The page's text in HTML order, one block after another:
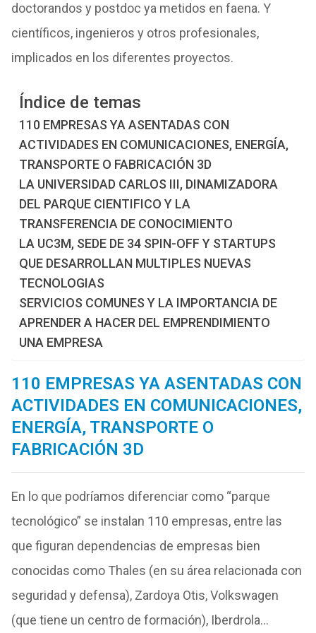
doctorandos y postdoc ya metidos en faena. Y
científicos, ingenieros y otros profesionales,
implicados en los diferentes proyectos.
Índice de temas
110 EMPRESAS YA ASENTADAS CON
ACTIVIDADES EN COMUNICACIONES, ENERGÍA,
TRANSPORTE O FABRICACIÓN 3D
LA UNIVERSIDAD CARLOS III, DINAMIZADORA
DEL PARQUE CIENTIFICO Y LA
TRANSFERENCIA DE CONOCIMIENTO
LA UC3M, SEDE DE 34 SPIN-OFF Y STARTUPS
QUE DESARROLLAN MULTIPLES NUEVAS
TECNOLOGIAS
SERVICIOS COMUNES Y LA IMPORTANCIA DE
APRENDER A HACER DEL EMPRENDIMIENTO
UNA EMPRESA
110 EMPRESAS YA ASENTADAS CON
ACTIVIDADES EN COMUNICACIONES,
ENERGÍA, TRANSPORTE O
FABRICACIÓN 3D
En lo que podríamos diferenciar como “parque
tecnológico” se instalan 110 empresas, entre las
que figuran dependencias de empresas bien
conocidas como Thales (en su área relacionada con
seguridad y defensa), Zardoya Otis, Volkswagen
(que tiene un centro de formación), Iberdrola…